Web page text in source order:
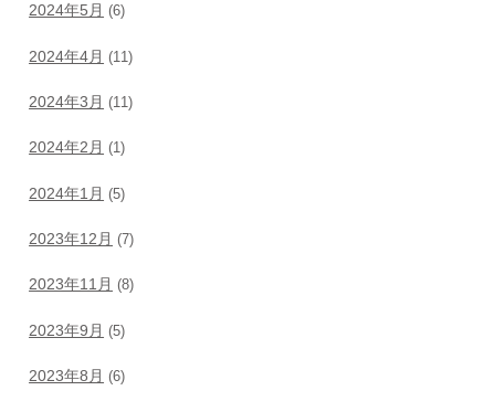
2024年5月 (6)
2024年4月 (11)
2024年3月 (11)
2024年2月 (1)
2024年1月 (5)
2023年12月 (7)
2023年11月 (8)
2023年9月 (5)
2023年8月 (6)